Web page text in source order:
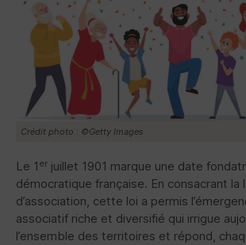
Crédit photo : ©Getty Images
Le 1 er juillet 1901 marque une date
démocratique française. En consacrant la
d’association, cette loi a permis
associatif riche et diversifié qui irrigue
l’ensemble des territoires et répond,